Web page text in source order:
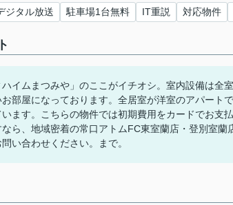
ジタル放送 駐車場1台無料 IT重説 対応物件
ハイムまつみや」のここがイチオシ。室内設備は
お部屋になっております。全居室が洋室のアパート
います。こちらの物件では初期費用をカードでお支
なら、地域密着の常口アトムFC東室蘭店・登別室
い合わせください。まで。